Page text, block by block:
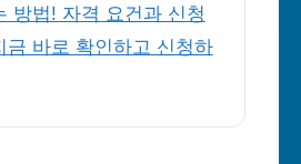
방법! 자격 요건과 신청
금 바로 확인하고 신청하